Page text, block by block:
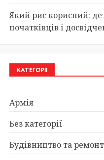
Який рис корисний:
початківців і
КАТЕГОРІЇ
Армія
Без категорії
Будівництво та ремонт